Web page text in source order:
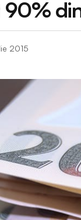
90%
2015